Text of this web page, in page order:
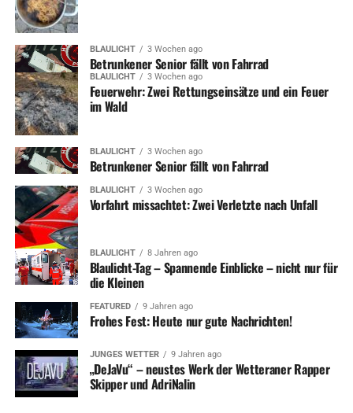
BLAULICHT 3 Wochen ago
Betrunkener Senior fällt von Fahrrad
BLAULICHT 3 Wochen ago
Feuerwehr: Zwei Rettungseinsätze und ein Feuer
im Wald
BLAULICHT 3 Wochen ago
Betrunkener Senior fällt von Fahrrad
BLAULICHT 3 Wochen ago
Vorfahrt missachtet: Zwei Verletzte nach Unfall
BLAULICHT 8 Jahren ago
Blaulicht-Tag – Spannende Einblicke – nicht nur für
die Kleinen
FEATURED 9 Jahren ago
Frohes Fest: Heute nur gute Nachrichten!
JUNGES WETTER 9 Jahren ago
„DeJaVu“ – neustes Werk der Wetteraner Rapper
Skipper und AdriNalin